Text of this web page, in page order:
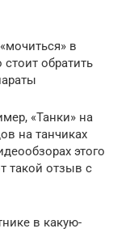
в
обратить
«Танки» на
на танчиках
этого
такой отзыв с
в какую-